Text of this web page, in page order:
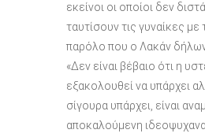
εκείνοι οι οποίοι δεν
ταυτίσουν τις γυναίκες με
παρόλο που ο Λακάν
«Δεν είναι βέβαιο ότι η
εξακολουθεί να υπάρχει
σίγουρα υπάρχει, είναι
αποκαλούμενη